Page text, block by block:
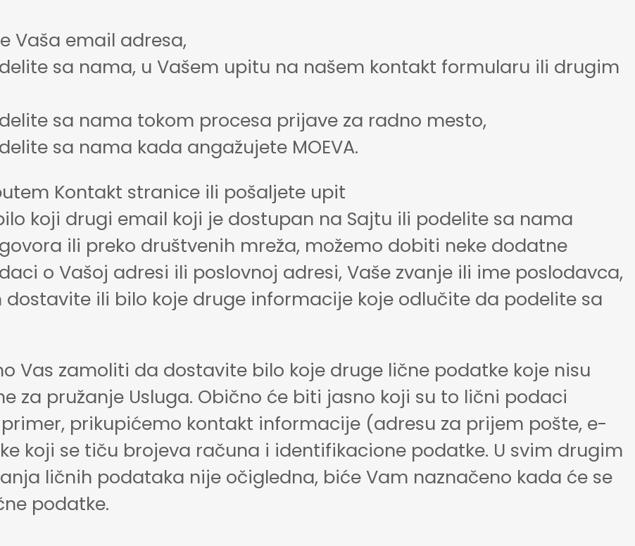
Vaša email adresa,
sa nama, u Vašem upitu na našem kontakt formularu ili drugim
sa nama tokom procesa prijave za radno mesto,
sa nama kada angažujete MOEVA.
Kontakt stranice ili pošaljete upit
koji drugi email koji je dostupan na Sajtu ili podelite sa nama
ili preko društvenih mreža, možemo dobiti neke dodatne
o Vašoj adresi ili poslovnoj adresi, Vaše zvanje ili ime poslodavca,
ili bilo koje druge informacije koje odlučite da podelite sa
Vas zamoliti da dostavite bilo koje druge lične podatke koje nisu
za pružanje Usluga. Obično će biti jasno koji su to lični podaci
prikupićemo kontakt informacije (adresu za prijem pošte, e-
koji se tiču brojeva računa i identifikacione podatke. U svim drugim
ličnih podataka nije očigledna, biće Vam naznačeno kada će se
podatke.